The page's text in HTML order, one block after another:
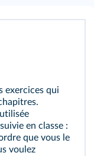
exercices qui
en classe :
que vous le
voulez